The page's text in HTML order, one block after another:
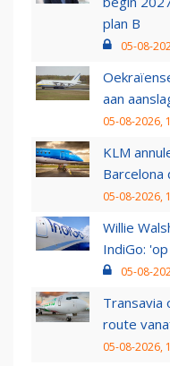
plan B
05-08-
aan
05-08-2026,
KLM
Barcelona
05-08-2026,
Willie
IndiGo:
05-08-
Transavia
route
05-08-2026,